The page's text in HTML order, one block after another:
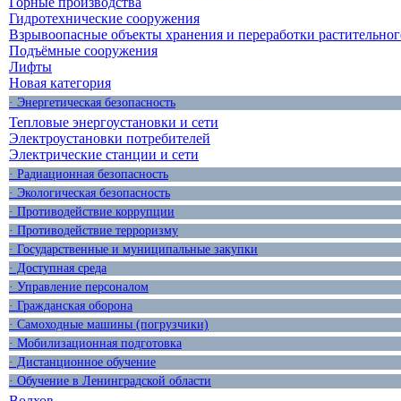
Гидротехнические сооружения
Взрывоопасные объекты хранения и переработки
Подъёмные сооружения
Лифты
Новая категория
· Энергетическая безопасность
Тепловые энергоустановки и сети
Электроустановки потребителей
Электрические станции и сети
· Радиационная безопасность
· Экологическая безопасность
· Противодействие коррупции
· Противодействие терроризму
· Государственные и муниципальные закупки
· Доступная среда
· Управление персоналом
· Гражданская оборона
· Самоходные машины (погрузчики)
· Мобилизационная подготовка
· Дистанционное обучение
· Обучение в Ленинградской области